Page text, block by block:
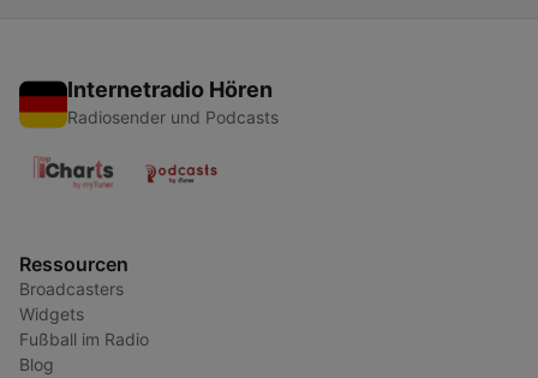
Internetradio Hören
Radiosender und Podcasts
Ressourcen
Broadcasters
Widgets
Fußball im Radio
Blog